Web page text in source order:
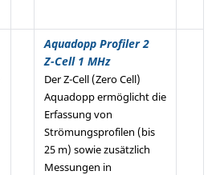
Aquadopp Profiler 2
Z-Cell 1 MHz
Der Z-Cell (Zero Cell)
Aquadopp ermöglicht die
Erfassung von
Strömungsprofilen (bis
25 m) sowie zusätzlich
Messungen in